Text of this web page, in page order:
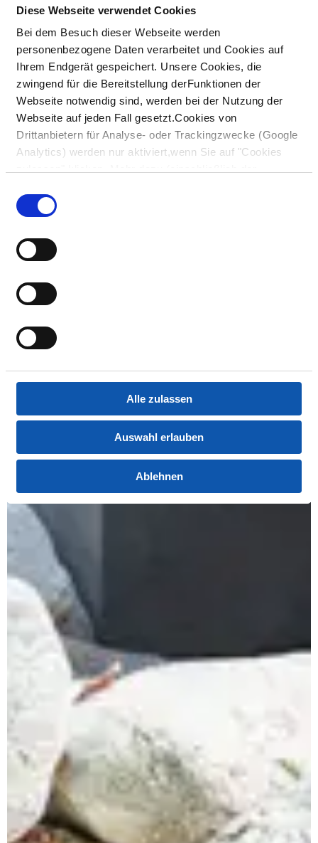
Diese Webseite verwendet Cookies
Bei dem Besuch dieser Webseite werden
personenbezogene Daten verarbeitet und Cookies auf
Ihrem Endgerät gespeichert. Unsere Cookies, die
zwingend für die Bereitstellung derFunktionen der
Webseite notwendig sind, werden bei der Nutzung der
Webseite auf jeden Fall gesetzt.Cookies von
Drittanbietern für Analyse- oder Trackingzwecke (Google
Analytics) werden nur aktiviert,wenn Sie auf "Cookies
erfahren Sie in unserer
Impressum
Alle zulassen
Auswahl erlauben
Ablehnen